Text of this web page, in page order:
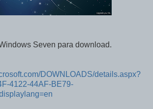
Seven para download.
DOWNLOADS/details.aspx?
4122-44AF-BE79-